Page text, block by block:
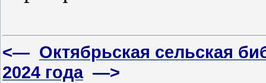
<— Октябрьская сельская
2024 года—>